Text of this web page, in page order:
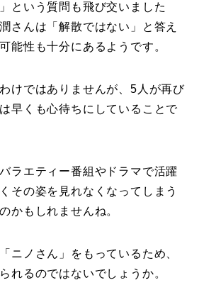
という質問も飛び交いました
さんは「解散ではない」と答え
能性も十分にあるようです。
けではありませんが、5人が再び
早くも心待ちにしていることで
ラエティー番組やドラマで活躍
その姿を見れなくなってしまう
かもしれませんね。
ニノさん」をもっているため、
れるのではないでしょうか。